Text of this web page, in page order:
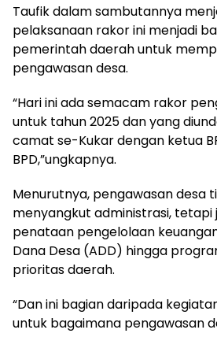
Taufik dalam sambutannya
pelaksanaan rakor ini menjadi
pemerintah daerah untuk
pengawasan desa.
“Hari ini ada semacam rakor
untuk tahun 2025 dan yang
camat se-Kukar dengan ketua
BPD,”ungkapnya.
Menurutnya, pengawasan desa
menyangkut administrasi, tetapi
penataan pengelolaan
Dana Desa (ADD) hingga
prioritas daerah.
“Dan ini bagian daripada
untuk bagaimana pengawasan